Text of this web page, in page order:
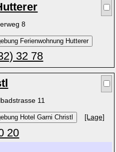
8
32 78
11
[Lage]
20